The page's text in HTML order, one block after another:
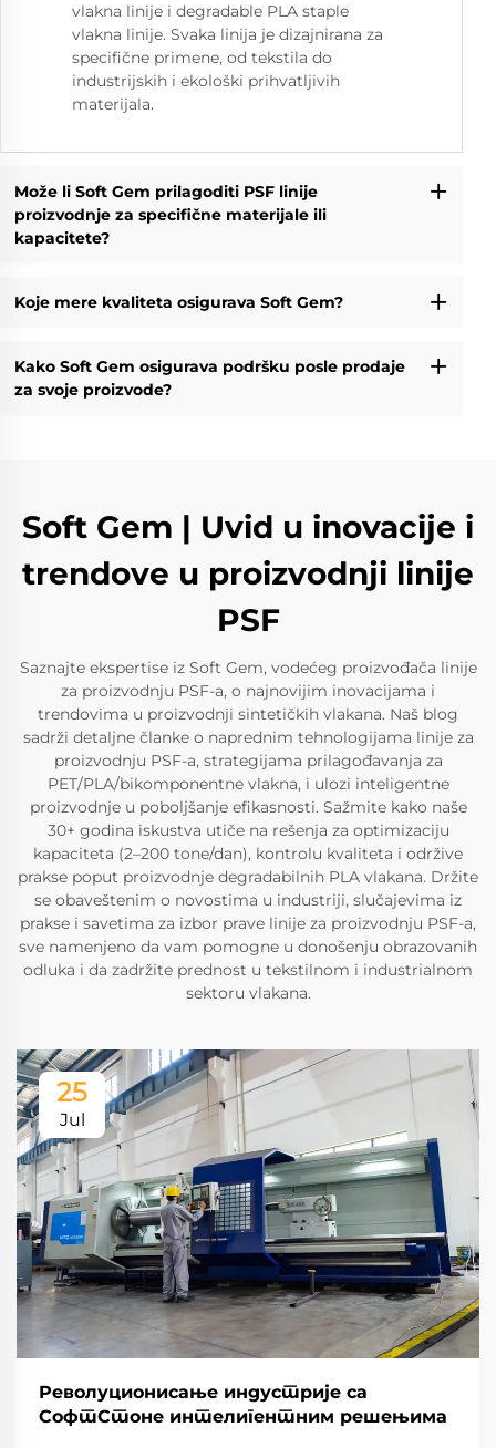
vlakna linije i degradable PLA staple
vlakna linije. Svaka linija je dizajnirana za
specifične primene, od tekstila do
industrijskih i ekološki prihvatljivih
materijala.
Može li Soft Gem prilagoditi PSF linije
proizvodnje za specifične materijale ili
kapacitete?
Koje mere kvaliteta osigurava Soft Gem?
Kako Soft Gem osigurava podršku posle prodaje
za svoje proizvode?
Soft Gem | Uvid u inovacije i
trendove u proizvodnji linije
PSF
Saznajte ekspertise iz Soft Gem, vodećeg proizvođača linije
za proizvodnju PSF-a, o najnovijim inovacijama i
trendovima u proizvodnji sintetičkih vlakana. Naš blog
sadrži detaljne članke o naprednim tehnologijama linije za
proizvodnju PSF-a, strategijama prilagođavanja za
PET/PLA/bikomponentne vlakna, i ulozi inteligentne
proizvodnje u poboljšanje efikasnosti. Sažmite kako naše
30+ godina iskustva utiče na rešenja za optimizaciju
kapaciteta (2–200 tone/dan), kontrolu kvaliteta i održive
prakse poput proizvodnje degradabilnih PLA vlakana. Držite
se obaveštenim o novostima u industriji, slučajevima iz
prakse i savetima za izbor prave linije za proizvodnju PSF-a,
sve namenjeno da vam pomogne u donošenju obrazovanih
odluka i da zadržite prednost u tekstilnom i industrialnom
sektoru vlakana.
25
Jul
Револуционисање индустрије са
СофтСтоне интелигентним решењима